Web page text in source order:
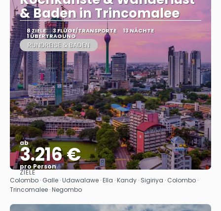
& Baden in Trincomalee
8 ZIELE 3 FLÜGE/TRANSPORTE 13 NÄCHTE
1 ÜBERTRAGUNG
RUNDREISE & BADEN
ab
3.216 €
pro Person
Sehen
ZIELE
Colombo · Galle · Udawalawe · Ella · Kandy · Sigiriya · Colombo ·
Trincomalee · Negombo